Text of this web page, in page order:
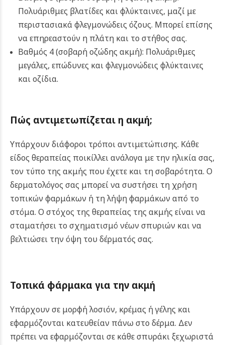
Πολυάριθμες βλατίδες και φλύκταινες, μαζί με
περιστασιακά φλεγμονώδεις όζους. Μπορεί επίσης
να επηρεαστούν η πλάτη και το στήθος σας.
Βαθμός 4 (σοβαρή οζώδης ακμή): Πολυάριθμες
μεγάλες, επώδυνες και φλεγμονώδεις φλύκταινες
και οζίδια.
Πώς αντιμετωπίζεται η ακμή;
Υπάρχουν διάφοροι τρόποι αντιμετώπισης. Κάθε
είδος θεραπείας ποικίλλει ανάλογα με την ηλικία σας,
τον τύπο της ακμής που έχετε και τη σοβαρότητα. Ο
δερματολόγος σας μπορεί να συστήσει τη χρήση
τοπικών φαρμάκων ή τη λήψη φαρμάκων από το
στόμα. Ο στόχος της θεραπείας της ακμής είναι να
σταματήσει το σχηματισμό νέων σπυριών και να
βελτιώσει την όψη του δέρματός σας.
Τοπικά φάρμακα για την ακμή
Υπάρχουν σε μορφή λοσιόν, κρέμας ή γέλης και
εφαρμόζονται κατευθείαν πάνω στο δέρμα. Δεν
πρέπει να εφαρμόζονται σε κάθε σπυράκι ξεχωριστά